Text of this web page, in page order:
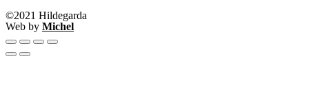
©2021 Hildegarda
Web by Michel